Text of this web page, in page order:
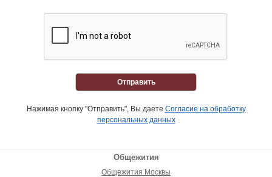
Отправить
Нажимая кнопку "Отправить", Вы даете Согласие на обработку
персональных данных
Общежития
Общежития Москвы